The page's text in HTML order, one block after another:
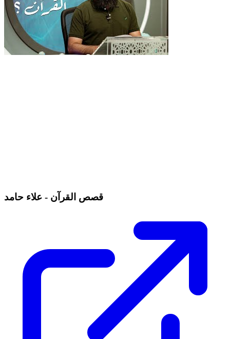
قصص القرآن - علاء حامد